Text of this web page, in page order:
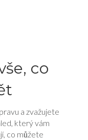
co
a zvažujete
který vám
co můžete